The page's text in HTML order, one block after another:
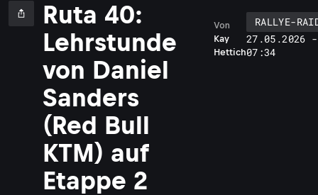
Ruta 40:
Lehrstunde
von Daniel
Sanders
(Red Bull
KTM) auf
Etappe 2
Kay
Hettich
Von
RALLYE-
27.05.2026 -
07:34